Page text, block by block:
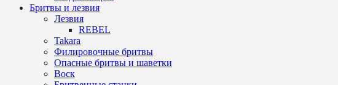
Бритвы и лезвия
Лезвия
REBEL
Takara
Филировочные бритвы
Опасные бритвы и шаветки
Воск